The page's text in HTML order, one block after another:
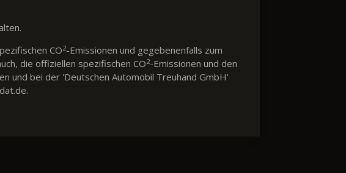
CO2-Emissionen und gegebenenfalls zum
die offiziellen spezifischen CO2-Emissionen und den
und bei der 'Deutschen Automobil Treuhand GmbH'